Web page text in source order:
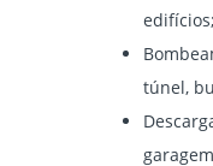
edifícios;
túnel,